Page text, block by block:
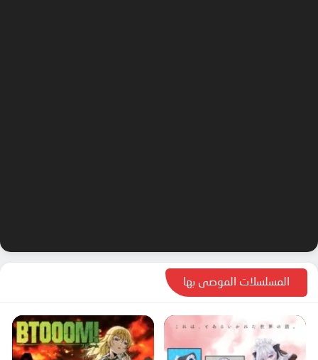
المسلسلات الموصى بها